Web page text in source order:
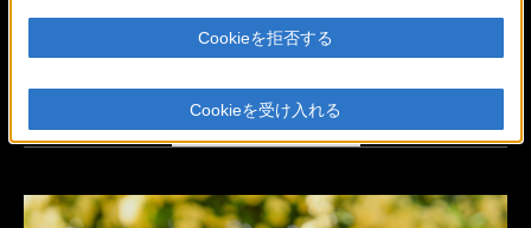
WHAT’S NEW 最新情報
ジャンルを絞る
Cookieを拒否する
Cookieを受け入れる